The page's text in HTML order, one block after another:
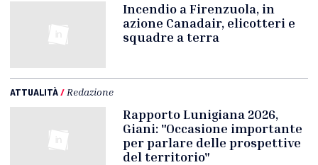
Incendio a Firenzuola, in
azione Canadair, elicotteri e
squadre a terra
ATTUALITÀ/ Redazione
Rapporto Lunigiana 2026,
Giani: "Occasione importante
per parlare delle prospettive
del territorio"